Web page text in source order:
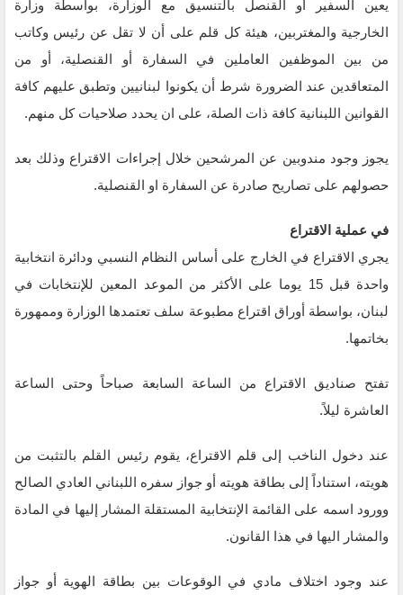
يعين السفير أو القنصل بالتنسيق مع الوزارة، بواسطة وزارة
الخارجية والمغتربين، هيئة كل قلم على أن لا تقل عن رئيس وكاتب
من بين الموظفين العاملين في السفارة أو القنصلية، أو من
المتعاقدين عند الضرورة شرط أن يكونوا لبنانيين وتطبق عليهم كافة
القوانين اللبنانية كافة ذات الصلة، على ان يحدد صلاحيات كل منهم.
يجوز وجود مندوبين عن المرشحين خلال إجراءات الاقتراع وذلك بعد
حصولهم على تصاريح صادرة عن السفارة او القنصلية.
في عملية الاقتراع
يجري الاقتراع في الخارج على أساس النظام النسبي ودائرة انتخابية
واحدة قبل 15 يوما على الأكثر من الموعد المعين للإنتخابات في
لبنان، بواسطة أوراق اقتراع مطبوعة سلف تعتمدها الوزارة وممهورة
بخاتمها.
تفتح صناديق الاقتراع من الساعة السابعة صباحاً وحتى الساعة
العاشرة ليلاً.
عند دخول الناخب إلى قلم الاقتراع، يقوم رئيس القلم بالتثبت من
هويته، استناداً إلى بطاقة هويته أو جواز سفره اللبناني العادي الصالح
وورود اسمه على القائمة الإنتخابية المستقلة المشار إليها في المادة
والمشار اليها في هذا القانون.
عند وجود اختلاف مادي في الوقوعات بين بطاقة الهوية أو جواز